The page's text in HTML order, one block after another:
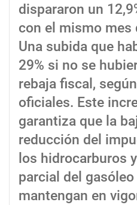
dispararon un
con el mismo mes
Una subida que
29% si no se
rebaja fiscal,
oficiales. Este
garantiza que la
reducción del
los hidrocarburos
parcial del
mantengan en